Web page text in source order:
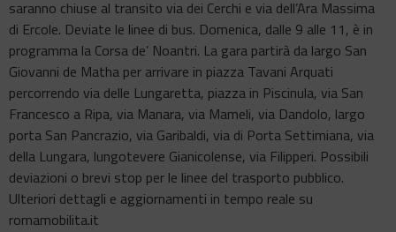
saranno chiuse al transito via dei Cerchi e via dell’Ara Massima
di Ercole. Deviate le linee di bus. Domenica, dalle 9 alle 11, è in
programma la Corsa de’ Noantri. La gara partirà da largo San
Giovanni de Matha per arrivare in piazza Tavani Arquati
percorrendo via delle Lungaretta, piazza in Piscinula, via San
Francesco a Ripa, via Manara, via Mameli, via Dandolo, largo
porta San Pancrazio, via Garibaldi, via di Porta Settimiana, via
della Lungara, lungotevere Gianicolense, via Filipperi. Possibili
deviazioni o brevi stop per le linee del trasporto pubblico.
Ulteriori dettagli e aggiornamenti in tempo reale su
romamobilita.it